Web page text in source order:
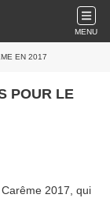
MENU
EN 2017
POUR LE
2017, qui